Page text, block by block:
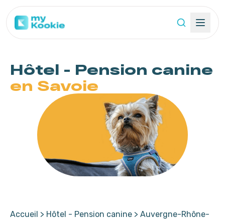
Hôtel - Pension canine
en Savoie
Accueil > Hôtel - Pension canine > Auvergne-Rhône-